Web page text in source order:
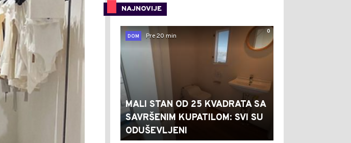
NAJNOVIJE
0
DOM
Pre 20 min
MALI STAN OD 25 KVADRATA SA
SAVRŠENIM KUPATILOM: SVI SU
ODUŠEVLJENI